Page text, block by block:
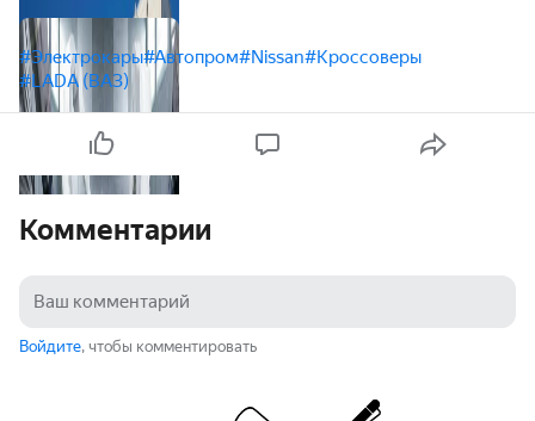
#Электрокары#Автопром#Nissan#Кроссоверы
#LADA (ВАЗ)
Комментарии
Войдите, чтобы комментировать